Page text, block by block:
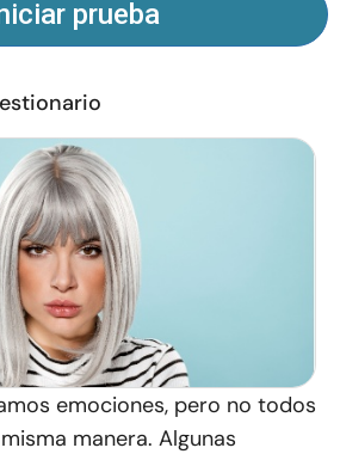
ES
Escríbenos
Publicidad con
Todos los derechos reservados.
prueba
emociones, pero no todos
manera. Algunas